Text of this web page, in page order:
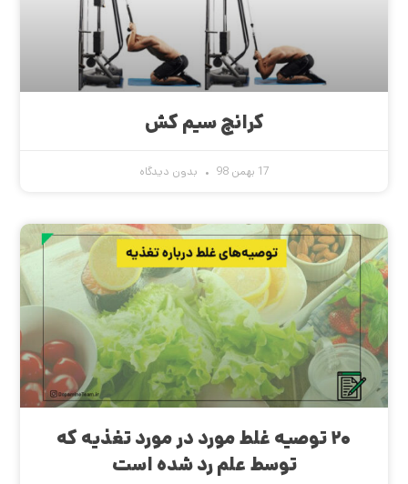
کرانچ سیم کش
17 بهمن 98 بدون دیدگاه
۲۰ توصیه غلط مورد در مورد تغذیه که
توسط علم رد شده است